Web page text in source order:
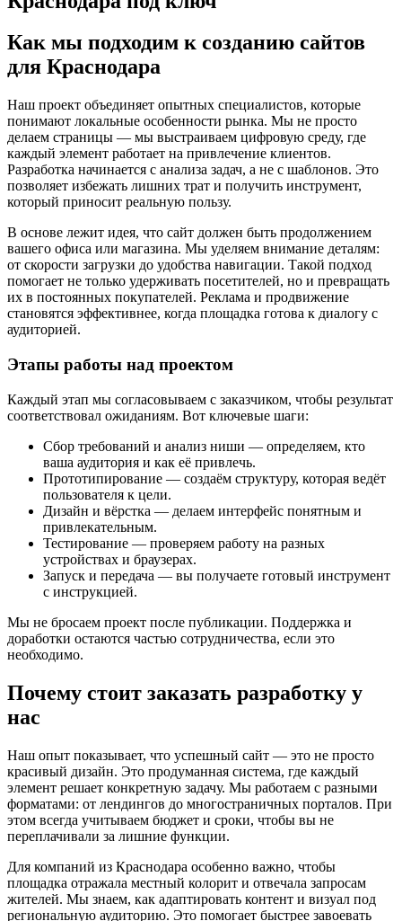
Как мы подходим к созданию сайтов
для Краснодара
Наш проект объединяет опытных специалистов, которые
понимают локальные особенности рынка. Мы не просто
делаем страницы — мы выстраиваем цифровую среду, где
каждый элемент работает на привлечение клиентов.
Разработка начинается с анализа задач, а не с шаблонов. Это
позволяет избежать лишних трат и получить инструмент,
который приносит реальную пользу.
В основе лежит идея, что сайт должен быть продолжением
вашего офиса или магазина. Мы уделяем внимание деталям:
от скорости загрузки до удобства навигации. Такой подход
помогает не только удерживать посетителей, но и превращать
их в постоянных покупателей. Реклама и продвижение
становятся эффективнее, когда площадка готова к диалогу с
аудиторией.
Этапы работы над проектом
Каждый этап мы согласовываем с заказчиком, чтобы результат
соответствовал ожиданиям. Вот ключевые шаги:
Сбор требований и анализ ниши — определяем, кто
ваша аудитория и как её привлечь.
Прототипирование — создаём структуру, которая ведёт
пользователя к цели.
Дизайн и вёрстка — делаем интерфейс понятным и
привлекательным.
Тестирование — проверяем работу на разных
устройствах и браузерах.
Запуск и передача — вы получаете готовый инструмент
с инструкцией.
Мы не бросаем проект после публикации. Поддержка и
доработки остаются частью сотрудничества, если это
необходимо.
Почему стоит заказать разработку у
нас
Наш опыт показывает, что успешный сайт — это не просто
красивый дизайн. Это продуманная система, где каждый
элемент решает конкретную задачу. Мы работаем с разными
форматами: от лендингов до многостраничных порталов. При
этом всегда учитываем бюджет и сроки, чтобы вы не
переплачивали за лишние функции.
Для компаний из Краснодара особенно важно, чтобы
площадка отражала местный колорит и отвечала запросам
жителей. Мы знаем, как адаптировать контент и визуал под
региональную аудиторию. Это помогает быстрее завоевать